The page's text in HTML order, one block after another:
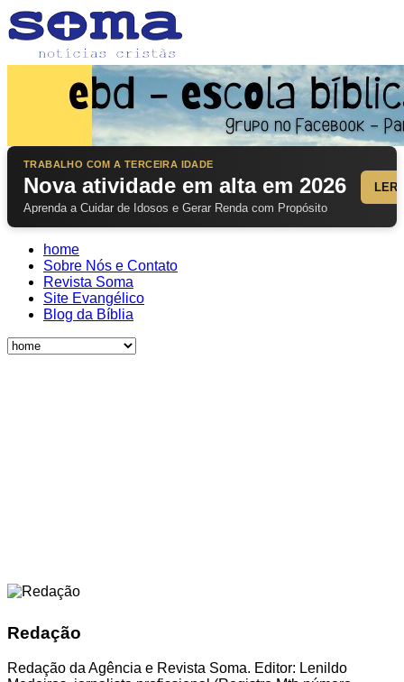
TRABALHO COM A TERCEIRA IDADE
Nova atividade em alta em 2026
Aprenda a Cuidar de Idosos e Gerar Renda com Propósito
LER
home
Sobre Nós e Contato
Revista Soma
Site Evangélico
Blog da Bíblia
Redação
Redação da Agência e Revista Soma. Editor: Lenildo